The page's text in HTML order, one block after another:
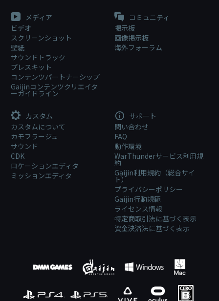
メディア
ビデオ
スクリーンショット
壁紙
サウンドトラック
プレスキット
コンテンツパートナーシップ
Gaijinコンテンツクリエイタ
ーガイドライン
コミュニティ
掲示板
画像掲示板
海外フォーラム
カスタム
カスタムについて
カモフラージュ
サウンド
CDK
ロケーションエディタ
ミッションエディタ
サポート
問い合わせ
FAQ
動作環境
WarThunderサービス利用規
約
Gaijin利用規約（総合サイ
ト）
プライバシーポリシー
Gaijin行動規範
ライセンス情報
特定商取引法に基づく表示
資金決済法に基づく表示